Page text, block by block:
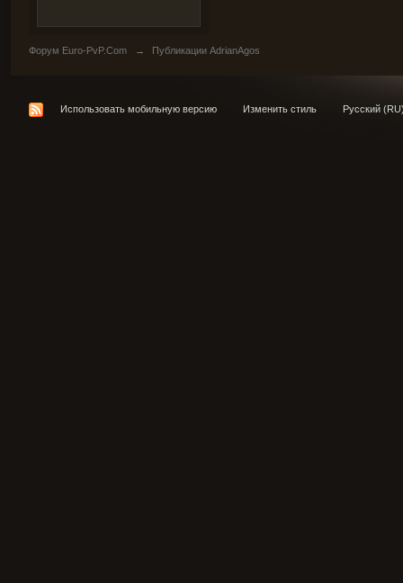
Форум Euro-PvP.Com → Публикации AdrianAgos
Использовать мобильную версию Изменить стиль Русский